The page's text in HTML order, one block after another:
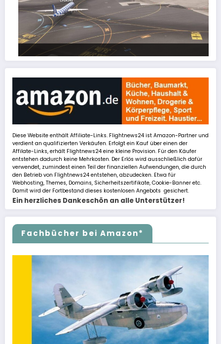
FSLTL Traffic: Tipps und Tricks, damit es klappt!
Diese Website enthält Affiliate-Links. Flightnews24 ist Amazon-Partner und
verdient an qualifizierten Verkäufen. Erfolgt ein Kauf über einen der
Affilate-Links, erhält Flightnews24 eine kleine Provision. Für den Käufer
entstehen dadurch keine Mehrkosten. Der Erlös wird ausschließlich dafür
verwendet, zumindest einen Teil der finanziellen Aufwendungen, die durch
den Betrieb von Flightnews24 entstehen, abzudecken. Etwa für
Webhosting, Themes, Domains, Sicherheitszertifikate, Cookie-Banner etc.
Damit wird der Fortbestand dieses kostenlosen Angebots gesichert.
Ein herzliches Dankeschön an alle Unterstützer!
Fachbücher bei Amazon*